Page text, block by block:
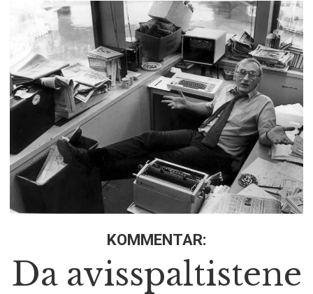
KOMMENTAR:
Da avisspaltistene